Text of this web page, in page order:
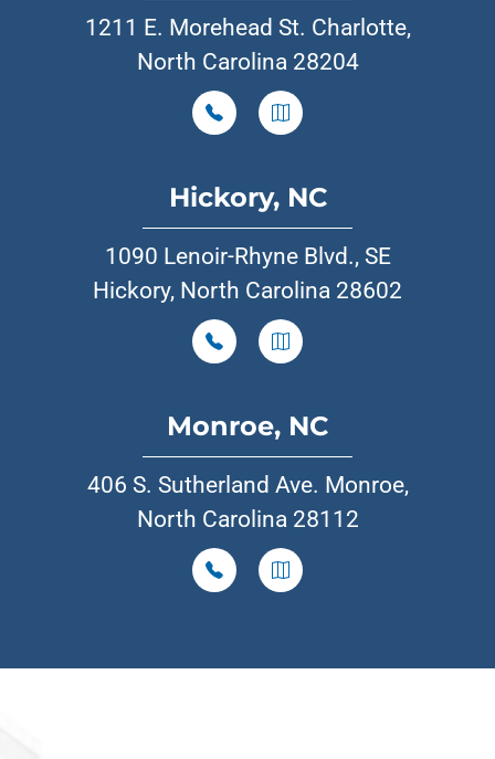
1211 E. Morehead St. Charlotte,
North Carolina 28204
Hickory, NC
1090 Lenoir-Rhyne Blvd., SE
Hickory, North Carolina 28602
Monroe, NC
406 S. Sutherland Ave. Monroe,
North Carolina 28112